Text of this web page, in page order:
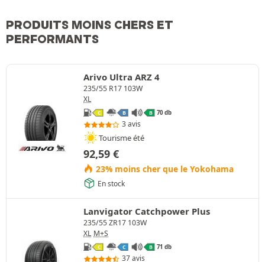
PRODUITS MOINS CHERS ET
PERFORMANTS
Arivo Ultra ARZ 4
235/55 R17 103W
XL
C B B 70 db
3 avis
Tourisme été
92,59 €
23% moins cher que le Yokohama
En stock
Lanvigator Catchpower Plus
235/55 ZR17 103W
XL M+S
C C B 71 db
37 avis